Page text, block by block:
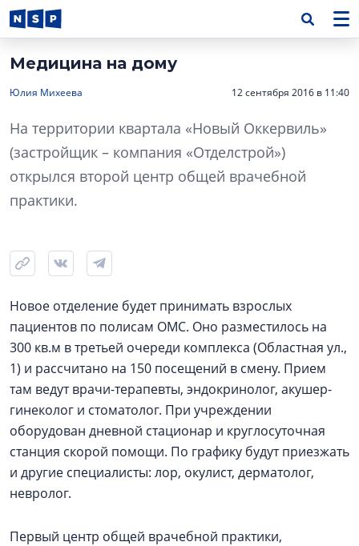
Медицина на дому
Юлия Михеева 12 сентября 2016 в 11:40
На территории квартала «Новый Оккервиль»
(застройщик – компания «Отделстрой»)
открылся второй центр общей врачебной
практики.
Новое отделение будет принимать взрослых
пациентов по полисам ОМС. Оно разместилось на
300 кв.м в третьей очереди комплекса (Областная ул.,
1) и рассчитано на 150 посещений в смену. Прием
там ведут врачи-терапевты, эндокринолог, акушер-
гинеколог и стоматолог. При учреждении
оборудован дневной стационар и круглосуточная
станция скорой помощи. По графику будут приезжать
и другие специалисты: лор, окулист, дерматолог,
невролог.
Первый центр общей врачебной практики,